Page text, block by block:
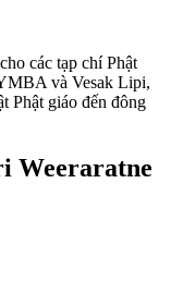
các tạp chí Phật
và Vesak Lipi,
Phật giáo đến đông
Weeraratne